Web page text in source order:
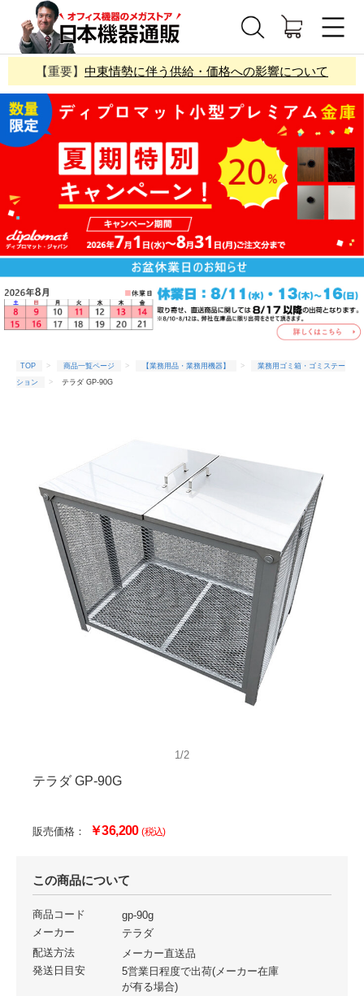
【重要】 中東情勢に伴う供給・価格への影響について
TOP 商品一覧ページ 【業務用品・業務用機器】
業務用ゴミ箱・ゴミステー
ション
テラダ GP-90G
1/2
テラダ GP-90G
販売価格： ￥36,200(税込)
この商品について
商品コード
gp-90g
メーカー
テラダ
配送方法
メーカー直送品
発送日目安
5営業日程度で出荷(メーカー在庫
が有る場合)